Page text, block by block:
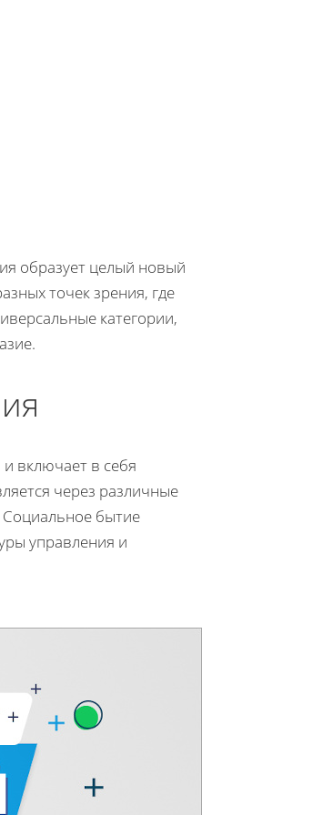
образует целый новый
точек зрения, где
категории,
включает в себя
через различные
бытие
управления и